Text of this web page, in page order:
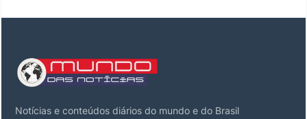
Notícias e conteúdos diários do mundo e do Brasil